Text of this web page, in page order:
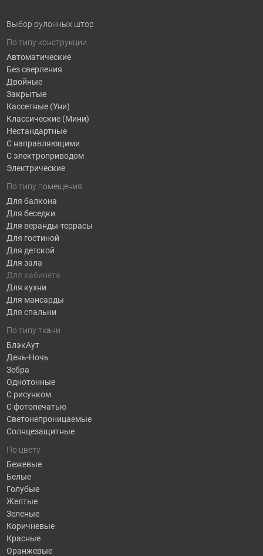
Выбор рулонных штор
По типу конструкции
Автоматические
Без сверления
Двойные
Закрытые
Кассетные (Уни)
Классические (Мини)
Нестандартные
С направляющими
С электроприводом
Электрические
По типу помещения
Для балкона
Для беседки
Для веранды-террасы
Для гостиной
Для детской
Для зала
Для кабинета
Для кухни
Для мансарды
Для спальни
По типу ткани
БлэкАут
День-Ночь
Зебра
Однотонные
С рисунком
С фотопечатью
Светонепроницаемые
Солнцезащитные
По цвету
Бежевые
Белые
Голубые
Желтые
Зеленые
Коричневые
Красные
Оранжевые